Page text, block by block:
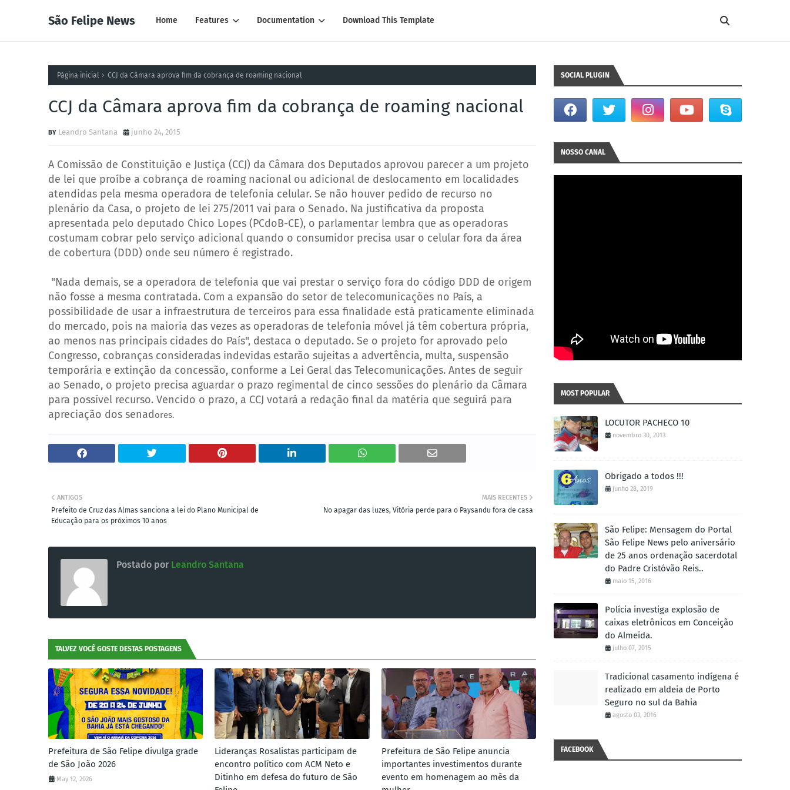
São Felipe News Home Features Documentation Download This Template
Página inicial CCJ da Câmara aprova fim da cobrança de roaming nacional
CCJ da Câmara aprova fim da cobrança de roaming nacional
Leandro Santana junho 24, 2015
A Comissão de Constituição e Justiça (CCJ) da Câmara dos Deputados aprovou parecer a um projeto
de lei que proíbe a cobrança de roaming nacional ou adicional de deslocamento em localidades
atendidas pela mesma operadora de telefonia celular. Se não houver pedido de recurso no
plenário da Casa, o projeto de lei 275/2011 vai para o Senado. Na justificativa da proposta
apresentada pelo deputado Chico Lopes (PCdoB-CE), o parlamentar lembra que as operadoras
costumam cobrar pelo serviço adicional quando o consumidor precisa usar o celular fora da área
de cobertura (DDD) onde seu número é registrado.
"Nada demais, se a operadora de telefonia que vai prestar o serviço fora do código DDD de origem
não fosse a mesma contratada. Com a expansão do setor de telecomunicações no País, a
possibilidade de usar a infraestrutura de terceiros para essa finalidade está praticamente eliminada
do mercado, pois na maioria das vezes as operadoras de telefonia móvel já têm cobertura própria,
ao menos nas principais cidades do País", destaca o deputado. Se o projeto for aprovado pelo
Congresso, cobranças consideradas indevidas estarão sujeitas a advertência, multa, suspensão
temporária e extinção da concessão, conforme a Lei Geral das Telecomunicações. Antes de seguir
ao Senado, o projeto precisa aguardar o prazo regimental de cinco sessões do plenário da Câmara
para possível recurso. Vencido o prazo, a CCJ votará a redação final da matéria que seguirá para
apreciação dos senadores.
MAIS RECENTES
No apagar das luzes, Vitória perde para o Paysandu fora de casa
ANTIGOS
Prefeito de Cruz das Almas sanciona a lei do Plano Municipal de
Educação para os próximos 10 anos
Postado por Leandro Santana
TALVEZ VOCÊ GOSTE DESTAS POSTAGENS
Prefeitura de São Felipe divulga grade
de São João 2026
May 12, 2026
Lideranças Rosalistas participam de
encontro político com ACM Neto e
Ditinho em defesa do futuro de São
Prefeitura de São Felipe anuncia
importantes investimentos durante
evento em homenagem ao mês da
SOCIAL PLUGIN
NOSSO CANAL
MOST POPULAR
LOCUTOR PACHECO 10
novembro 30, 2013
Obrigado a todos !!!
junho 28, 2019
São Felipe: Mensagem do Portal
São Felipe News pelo aniversário
de 25 anos ordenação sacerdotal
do Padre Cristóvão Reis..
maio 15, 2016
Polícia investiga explosão de
caixas eletrônicos em Conceição
do Almeida.
julho 07, 2015
Tradicional casamento indígena é
realizado em aldeia de Porto
Seguro no sul da Bahia
agosto 03, 2016
FACEBOOK